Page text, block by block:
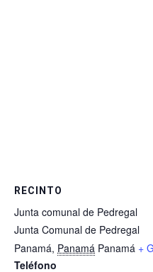
RECINTO
Junta comunal de Pedregal
Junta Comunal de Pedregal
Panamá, Panamá Panamá +
Teléfono